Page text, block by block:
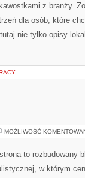
z branży.
dla osób, które
nie tylko opisy
MOŻLIWOŚĆ
to rozbudowany
w którym